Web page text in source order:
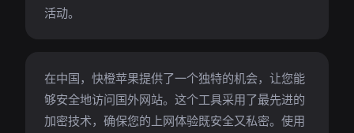
活动。
在中国，快橙苹果提供了一个独特的机会，让您能
够安全地访问国外网站。这个工具采用了最先进的
加密技术，确保您的上网体验既安全又私密。使用